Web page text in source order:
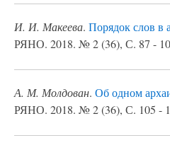
И. И. Макеева. Порядок слов в
РЯНО. 2018. № 2 (36), С. 87 -
А. М. Молдован. Об одном
РЯНО. 2018. № 2 (36), С. 105 -